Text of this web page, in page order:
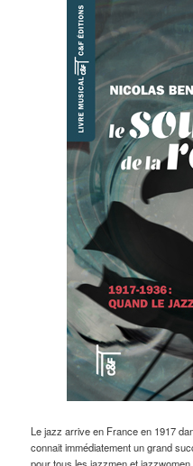
Le jazz arrive en France en 1917
connait immédiatement un grand